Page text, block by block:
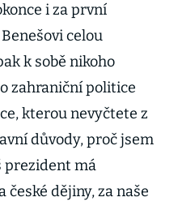
i za první
celou
k sobě nikoho
zahraniční politice
kterou nevyčtete z
důvody, proč jsem
prezident má
české dějiny, za naše